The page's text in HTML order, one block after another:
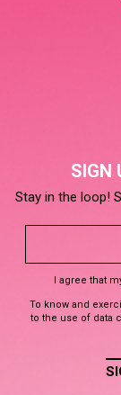
SIGN
Stay in the loop!
I agree that
To know and
to the use of data